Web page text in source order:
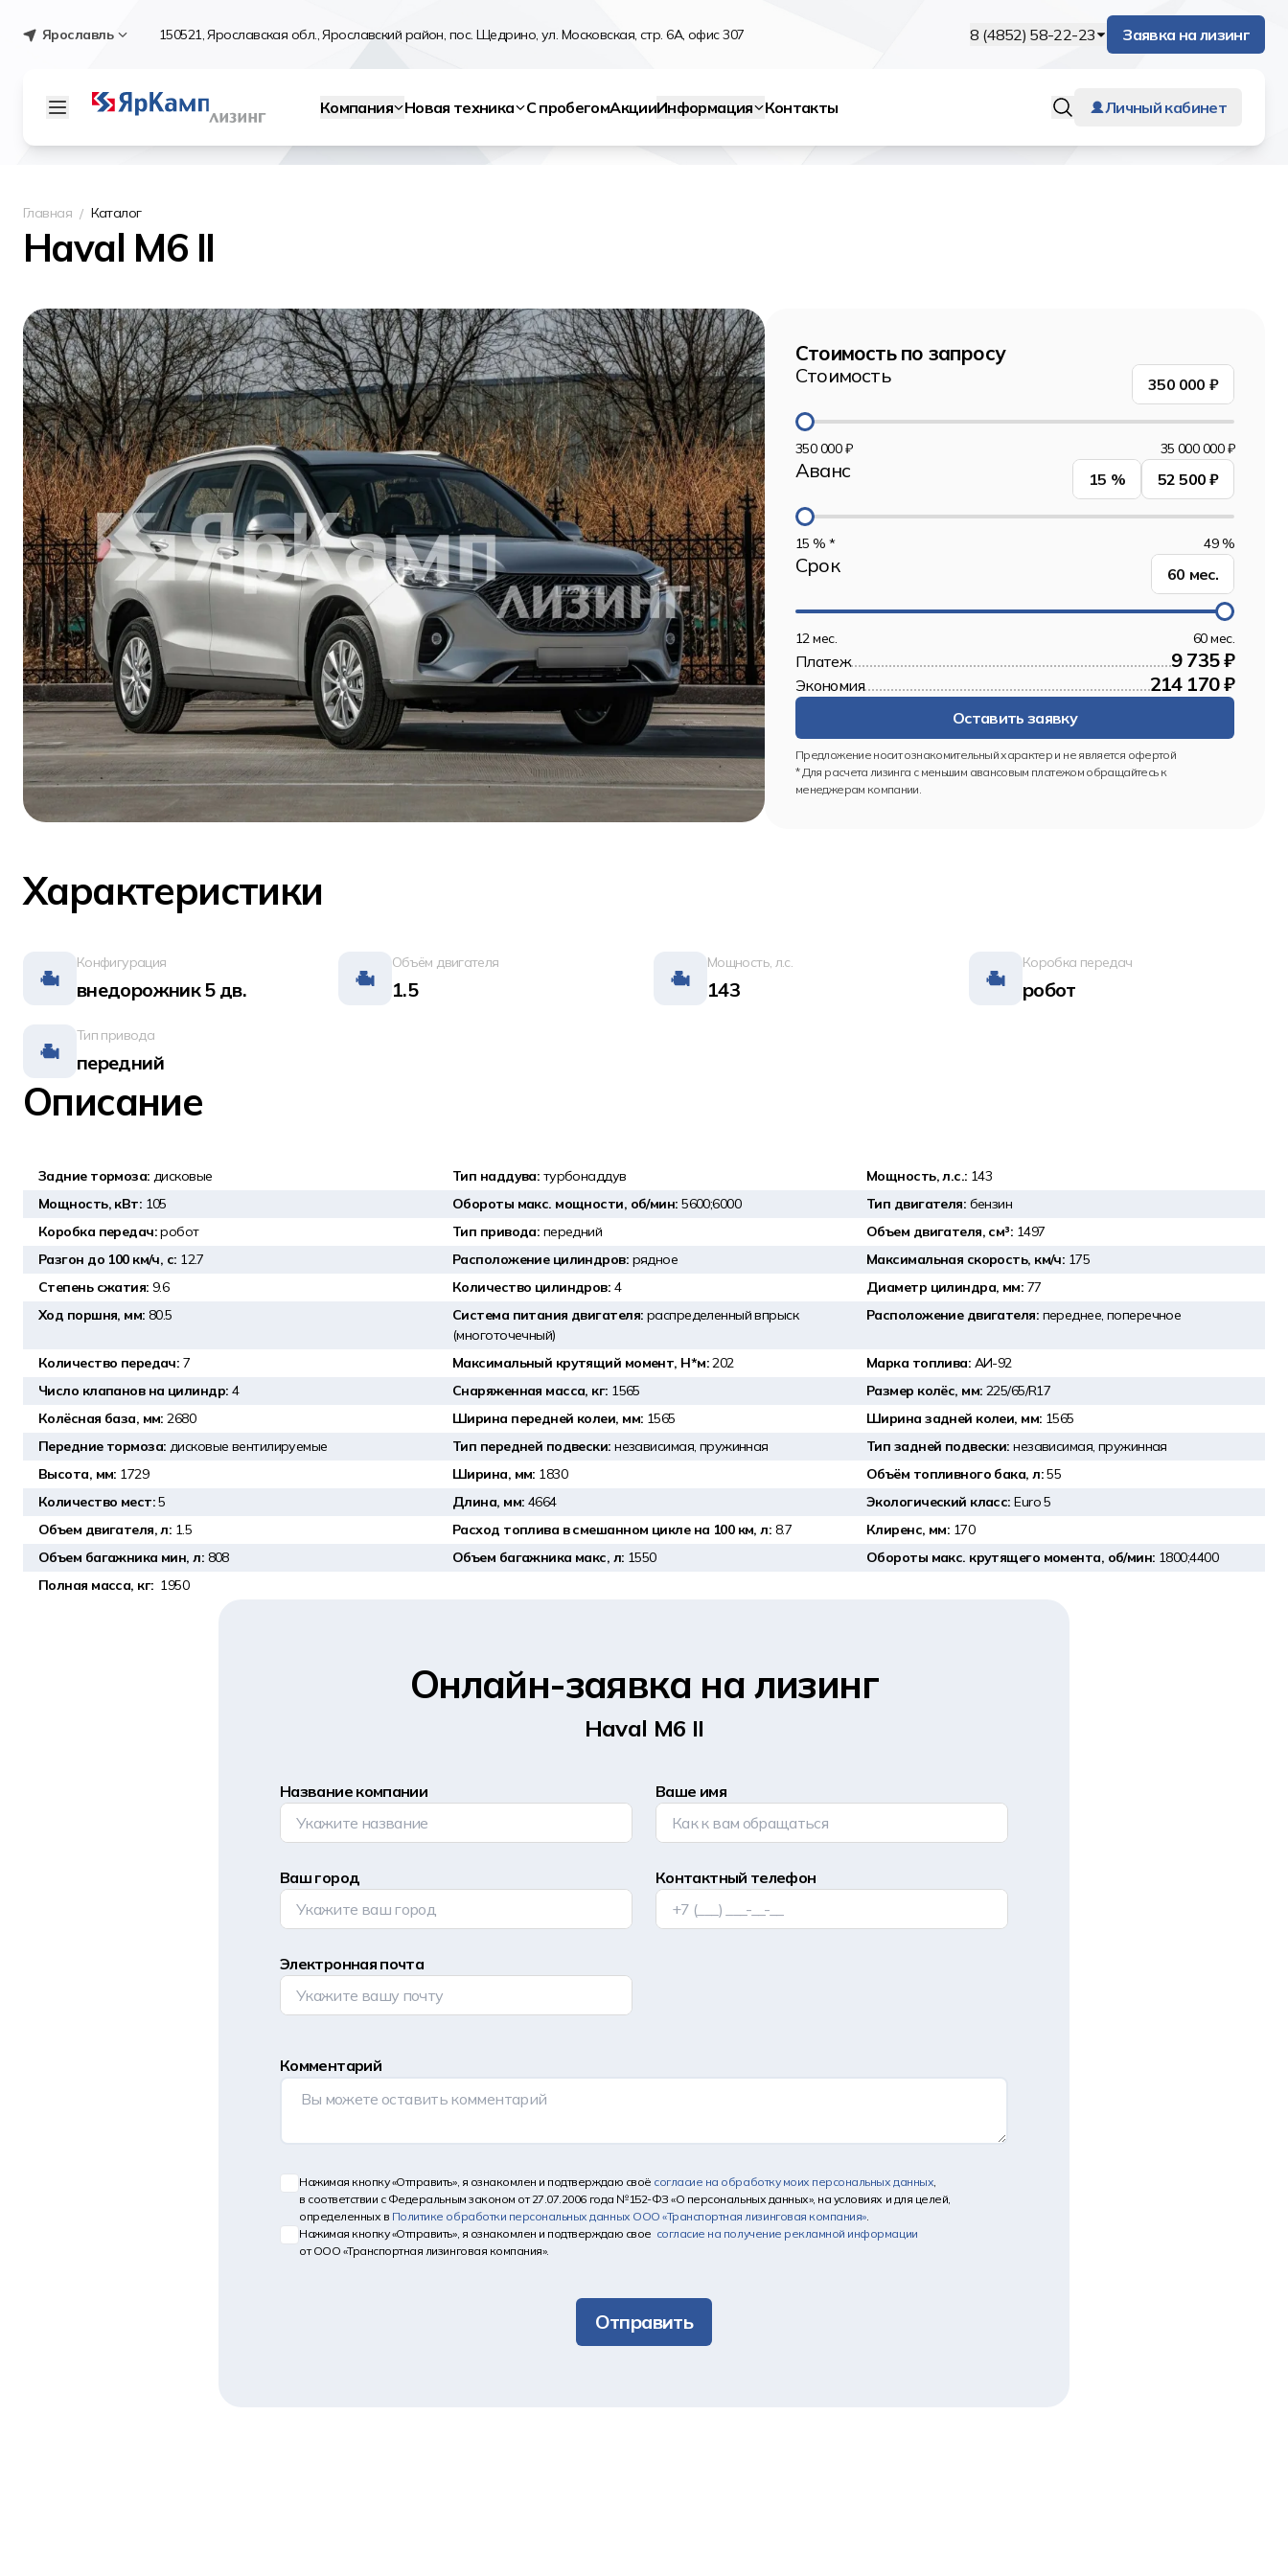
Ярославль 150521, Ярославская обл., Ярославский район, пос. Щедрино, ул. Московская, стр. 6А, офис 307 8 (4852) 58-22-23 Заявка на лизинг
Компания Новая техника С пробегомАкцииИнформация Контакты Личный кабинет
Главная Каталог
Haval M6 II
Стоимость по запросу
Стоимость 350 000 ₽
350 000 ₽ 35 000 000 ₽
Аванс 15 % 52 500 ₽
15 % * 49 %
Срок 60 мес.
12 мес. 60 мес.
Платеж 9 735 ₽
Экономия 214 170 ₽
Оставить заявку
Предложение носит ознакомительный характер и не является офертой
* Для расчета лизинга с меньшим авансовым платежом обращайтесь к
менеджерам компании.
Характеристики
Конфигурация
внедорожник 5 дв.
Объём двигателя
1.5
Мощность, л.с.
143
Коробка передач
робот
Тип привода
передний
Описание
Задние тормоза:дисковые Тип наддува: турбонаддув Мощность, л.с.: 143
Мощность, кВт: 105 Обороты макс. мощности, об/мин:5600;6000 Тип двигателя: бензин
Коробка передач:робот Тип привода: передний Объем двигателя, см³: 1497
Разгон до 100 км/ч, с: 12.7 Расположение цилиндров: рядное Максимальная скорость, км/ч: 175
Степень сжатия: 9.6 Количество цилиндров: 4 Диаметр цилиндра, мм: 77
Ход поршня, мм:80.5 Система питания двигателя: распределенный впрыск
(многоточечный)
Расположение двигателя: переднее, поперечное
Количество передач: 7 Максимальный крутящий момент, Н*м:202 Марка топлива: АИ-92
Число клапанов на цилиндр: 4 Снаряженная масса, кг: 1565 Размер колёс, мм: 225/65/R17
Колёсная база, мм:2680 Ширина передней колеи, мм: 1565 Ширина задней колеи, мм: 1565
Передние тормоза: дисковые вентилируемые Тип передней подвески:независимая, пружинная Тип задней подвески:независимая, пружинная
Высота, мм: 1729 Ширина, мм: 1830 Объём топливного бака, л:55
Количество мест:5 Длина, мм: 4664 Экологический класс:Euro 5
Объем двигателя, л: 1.5 Расход топлива в смешанном цикле на 100 км, л: 8.7 Клиренс, мм: 170
Объем багажника мин, л: 808 Объем багажника макс, л: 1550 Обороты макс. крутящего момента, об/мин: 1800;4400
Полная масса, кг: 1950
Онлайн-заявка на лизинг
Haval M6 II
Название компании Ваше имя
Ваш город Контактный телефон
Электронная почта
Комментарий
Нажимая кнопку «Отправить», я ознакомлен и подтверждаю своё согласие на обработку моих персональных данных
в соответствии с Федеральным законом от 27.07.2006 года №152-ФЗ «О персональных данных», на условиях и для целей,
определенных в Политике обработки персональных данных ООО «Транспортная лизинговая компания».
Нажимая кнопку «Отправить», я ознакомлен и подтверждаю свое согласие на получение рекламной информации
от ООО «Транспортная лизинговая компания».
Отправить